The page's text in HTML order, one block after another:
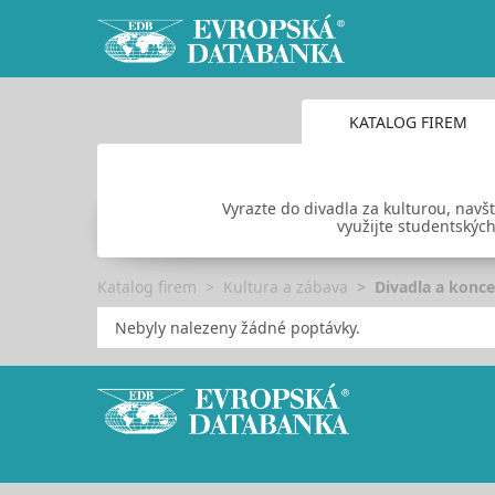
KATALOG FIREM
Vyrazte do divadla za kulturou,
využijte
Katalog firem Kultura a zábava
Divadla a
Nebyly nalezeny žádné poptávky.